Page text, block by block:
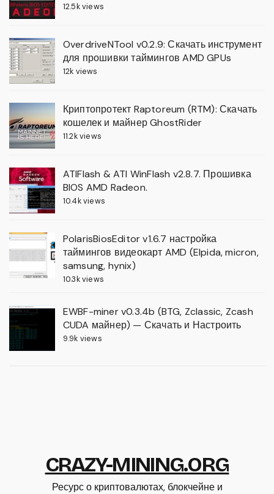
12.5k views
OverdriveNTool v0.2.9: Скачать инструмент
для прошивки таймингов AMD GPUs
12k views
Криптопротект Raptoreum (RTM): Скачать
кошелек и майнер GhostRider
11.2k views
ATIFlash & ATI WinFlash v2.8.7. Прошивка
BIOS AMD Radeon.
10.4k views
PolarisBiosEditor v1.6.7 настройка
таймингов видеокарт AMD (Elpida, micron,
samsung, hynix)
10.3k views
EWBF-miner v0.3.4b (BTG, Zclassic, Zcash
CUDA майнер) — Скачать и Настроить
9.9k views
CRAZY-MINING.ORG
Ресурс о криптовалютах, блокчейне и